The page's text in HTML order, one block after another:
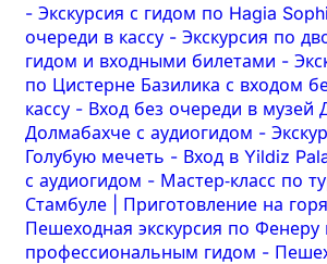
- Экскурсия с гидом по Hagia
очереди в кассу - Экскурсия по
гидом и входными билетами -
по Цистерне Базилика с входом
кассу - Вход без очереди в музей
Долмабахче с аудиогидом -
Голубую мечеть - Вход в Yildiz
с аудиогидом - Мастер‑класс по
Стамбуле | Приготовление на
Пешеходная экскурсия по Фенеру
профессиональным гидом -